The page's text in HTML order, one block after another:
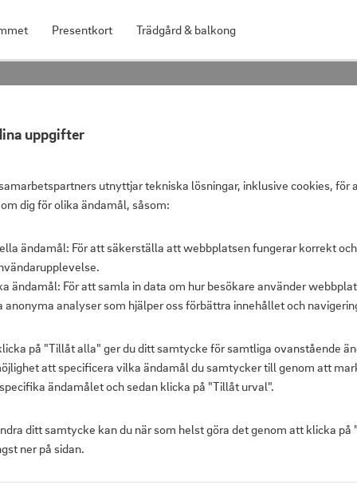
uppgifter
utnyttjar tekniska lösningar, inklusive cookies, för
dig för olika ändamål, såsom:
ändamål: För att säkerställa att webbplatsen fungerar korrekt
ändamål: För att samla in data om hur besökare använder
anonyma analyser som hjälper oss förbättra innehållet och
på "Tillåt alla" ger du ditt samtycke för samtliga ovanstående
att specificera vilka ändamål du samtycker till genom att
ändamålet och sedan klicka på "Tillåt urval".
ditt samtycke kan du när som helst göra det genom att klicka på
ner på sidan.
Presentkort Trädgård & balkong
Fontän med
Shoppris